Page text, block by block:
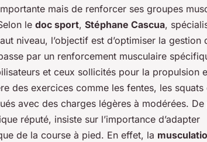
mais de renforcer ses groupes
le doc sport, Stéphane Cascua,
niveau, l’objectif est d’optimiser la gestion
par un renforcement musculaire
et ceux sollicités pour la propulsion
des exercices comme les fentes, les squats
avec des charges légères à modérées. De
réputé, insiste sur l’importance d’adapter
de la course à pied. En effet, la